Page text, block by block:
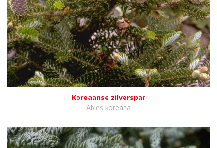
Koreaanse zilverspar
Abies koreana